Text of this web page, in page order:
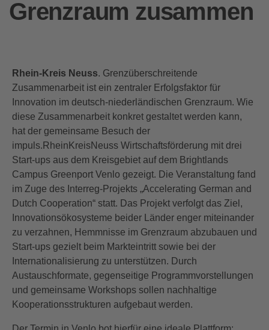
Grenzraum zusammen
Rhein-Kreis Neuss. Grenzüberschreitende
Zusammenarbeit ist ein zentraler Erfolgsfaktor für
Innovation im deutsch-niederländischen Grenzraum. Wie
diese Zusammenarbeit konkret gestaltet werden kann,
hat der gemeinsame Besuch der
impuls.RheinKreisNeuss Wirtschaftsförderung mit drei
Start-ups aus dem Kreisgebiet auf dem Brightlands
Campus Greenport Venlo gezeigt. Die Veranstaltung fand
im Zuge des Interreg-Projekts „Accelerating German and
Dutch Cooperation“ statt. Das Projekt verfolgt das Ziel,
Innovationsökosysteme beider Länder enger miteinander
zu verzahnen, Hemmnisse im Grenzraum abzubauen und
Start-ups gezielt beim Markteintritt sowie bei der
Internationalisierung zu unterstützen. Durch
Austauschformate, gegenseitige Programmvorstellungen
und gemeinsame Workshops sollen nachhaltige
Kooperationsstrukturen aufgebaut werden.